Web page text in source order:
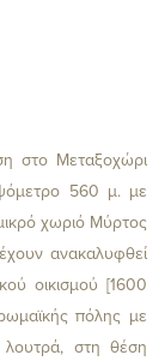
στο Μεταξοχώρι
560 μ. με
χωριό Μύρτος
ανακαλυφθεί
οικισμού [1600
πόλης με
λουτρά, στη θέση